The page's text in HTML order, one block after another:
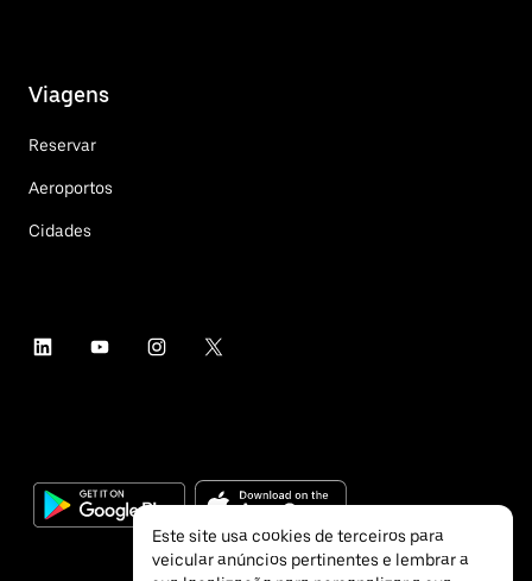
Viagens
Reservar
Aeroportos
Cidades
Este site usa cookies de terceiros para
veicular anúncios pertinentes e lembrar a